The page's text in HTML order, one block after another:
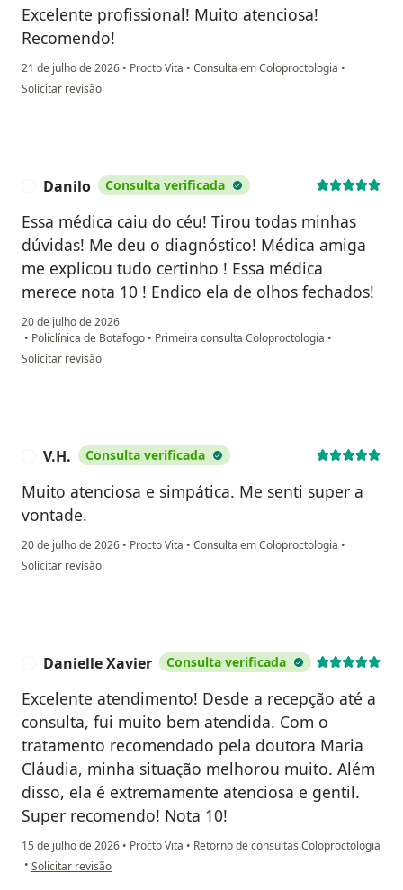
Excelente profissional! Muito atenciosa!
Recomendo!
21 de julho de 2026 • Procto Vita • Consulta em Coloproctologia •
na opinião do utilizador Alessandro
Solicitar revisão
Danilo Consulta verificada
Essa médica caiu do céu! Tirou todas minhas
dúvidas! Me deu o diagnóstico! Médica amiga
me explicou tudo certinho ! Essa médica
merece nota 10 ! Endico ela de olhos fechados!
20 de julho de 2026
• Policlínica de Botafogo • Primeira consulta Coloproctologia •
na opinião do utilizador Danilo
Solicitar revisão
V.H. Consulta verificada
Muito atenciosa e simpática. Me senti super a
vontade.
20 de julho de 2026 • Procto Vita • Consulta em Coloproctologia •
na opinião do utilizador V.H.
Solicitar revisão
Danielle Xavier Consulta verificada
Excelente atendimento! Desde a recepção até a
consulta, fui muito bem atendida. Com o
tratamento recomendado pela doutora Maria
Cláudia, minha situação melhorou muito. Além
disso, ela é extremamente atenciosa e gentil.
Super recomendo! Nota 10!
15 de julho de 2026 • Procto Vita • Retorno de consultas Coloproctologia
• na opinião do utilizador Danielle Xavier
Solicitar revisão